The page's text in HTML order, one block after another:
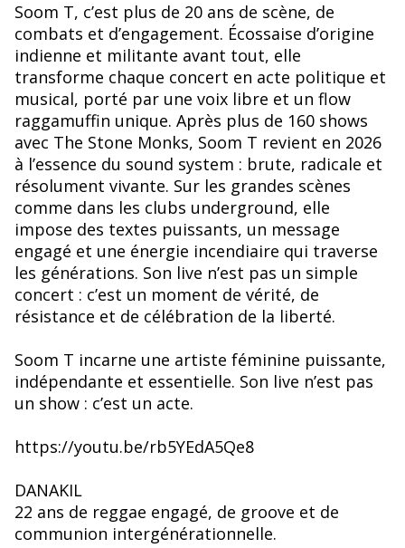
Soom T, c’est plus de 20 ans de scène, de
combats et d’engagement. Écossaise d’origine
indienne et militante avant tout, elle
transforme chaque concert en acte politique et
musical, porté par une voix libre et un flow
raggamuffin unique. Après plus de 160 shows
avec The Stone Monks, Soom T revient en 2026
à l’essence du sound system : brute, radicale et
résolument vivante. Sur les grandes scènes
comme dans les clubs underground, elle
impose des textes puissants, un message
engagé et une énergie incendiaire qui traverse
les générations. Son live n’est pas un simple
concert : c’est un moment de vérité, de
résistance et de célébration de la liberté.
Soom T incarne une artiste féminine puissante,
indépendante et essentielle. Son live n’est pas
un show : c’est un acte.
https://youtu.be/rb5YEdA5Qe8
DANAKIL
22 ans de reggae engagé, de groove et de
communion intergénérationnelle.